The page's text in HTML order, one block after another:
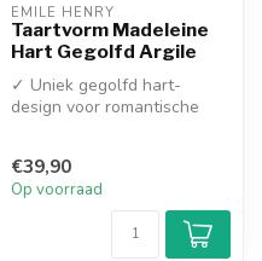
EMILE HENRY
Taartvorm Madeleine
Hart Gegolfd Argile
✓ Uniek gegolfd hart-
design voor romantische
€39,90
Op voorraad